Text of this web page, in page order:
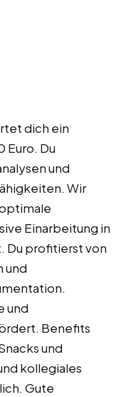
dich ein
Euro. Du
und
Wir
Einarbeitung in
Du profitierst von
und
und
Benefits
und
kollegiales
Gute